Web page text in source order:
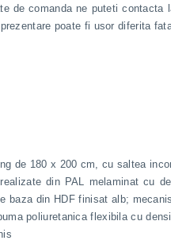
de comanda ne puteti contacta
poate fi usor diferita
de 180 x 200 cm, cu saltea
din PAL melaminat cu
baza din HDF finisat alb;
poliuretanica flexibila cu